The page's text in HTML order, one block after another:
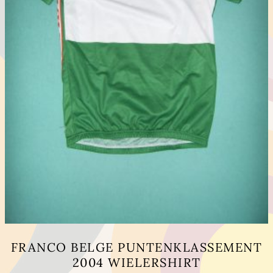
FRANCO BELGE PUNTENKLASSEMENT
2004 WIELERSHIRT